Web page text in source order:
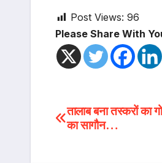
Post Views: 96
Please Share With
Post
तालाब बना तस्करों का
का सागौन…